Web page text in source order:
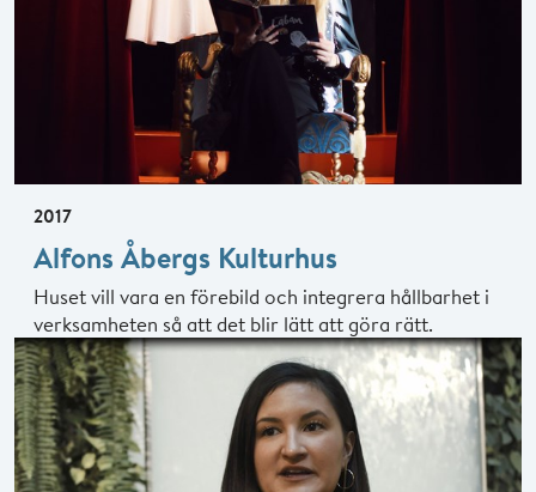
2017
Alfons Åbergs Kulturhus
Huset vill vara en förebild och integrera hållbarhet i
verksamheten så att det blir lätt att göra rätt.